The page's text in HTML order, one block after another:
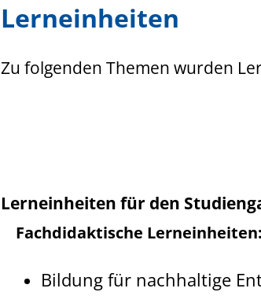
Lerneinheiten
Zu folgenden Themen wurden
Lerneinheiten für den
Fachdidaktische Lerneinheiten:
Bildung für nachhaltige